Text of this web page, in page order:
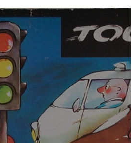
Film und TV im Spiel
Detektivspiel Gänse Spiele